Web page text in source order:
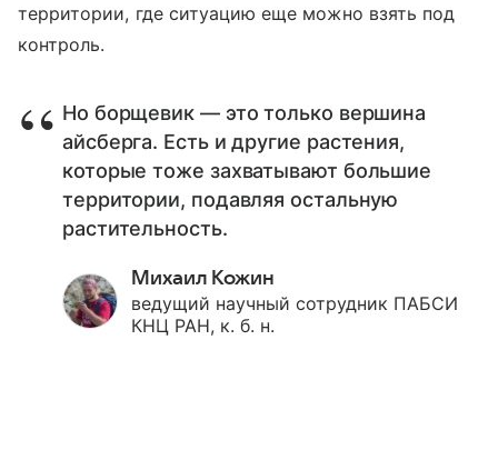
территории, где ситуацию еще можно взять под
контроль.
Но борщевик — это только вершина
айсберга. Есть и другие растения,
которые тоже захватывают большие
территории, подавляя остальную
растительность.
Михаил Кожин
ведущий научный сотрудник ПАБСИ
КНЦ РАН, к. б. н.